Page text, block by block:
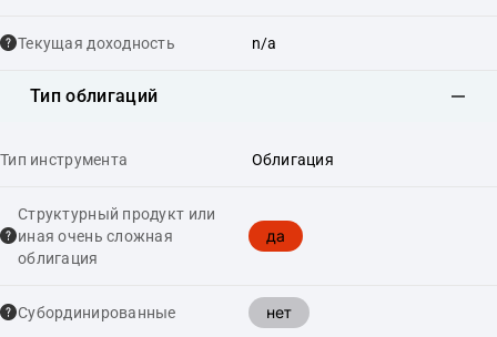
Текущая доходность n/a
Тип облигаций
Тип инструмента Облигация
Структурный продукт или
иная очень сложная
облигация
да
Cубординированные нет